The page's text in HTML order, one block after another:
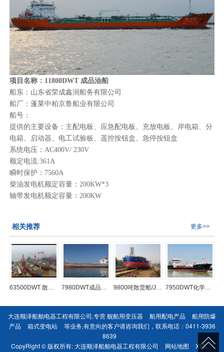
项目名称： 11800DWT 成品油船
船东：山东省荣成鑫润船务有限公司
船厂：蓬莱中柏京鲁船业有限公司
船号：
提供的主要设备：主配电板、应急配电板、充放电板、岸电箱、分
电箱、启动器、电工试验板、遥控按钮盒、急停按钮盒
系统电压： AC400V/ 230V
额定电流:361A
瞬时保护： 7560A
柴油发电机额定容量： 200KW*3
轴带发电机额定容量： 200KW
更多>>
相关推荐
63500DWT 散货船 7980DWT成品油船 9800吨散货船/JD9800T 7950DWT化学品船
大连顺泽船舶电器工程有限公司,专营舰船用变压器 船用配电产品
船用防爆
产品
箱式变电站 等业务,有意向的客户请咨询我们，联系电话： 0411-3936
8639
CopyRight © 版权所有: 大连顺泽船舶电器工程有限公司 网站地图 XML